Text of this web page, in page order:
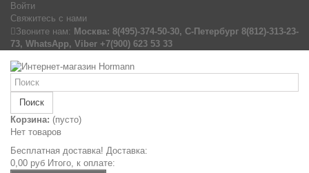
Войти
Свяжитесь с нами
Звоните нам: Москва: 8(495)-374-50-30, С-Петербург 8(812)-313-23-
73, WhatsApp, Viber +7(900) 623 53 33
Поиск
Корзина: (пусто)
Нет товаров
Бесплатная доставка! Доставка:
0,00 руб Итого, к оплате: